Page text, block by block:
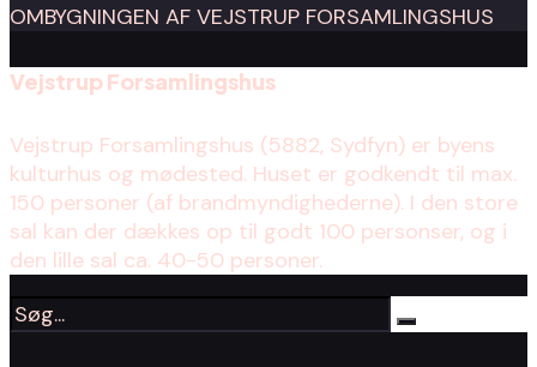
Vejstrup Forsamlingshus
Vejstrup Forsamlingshus (5882, Sydfyn) er byens
kulturhus og mødested. Huset er godkendt til max.
150 personer (af brandmyndighederne). I den store
sal kan der dækkes op til godt 100 personser, og i
den lille sal ca. 40-50 personer.